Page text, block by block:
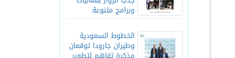
وبرامج متنوعة
الخطوط السعودية
وطيران جارودا توقعان